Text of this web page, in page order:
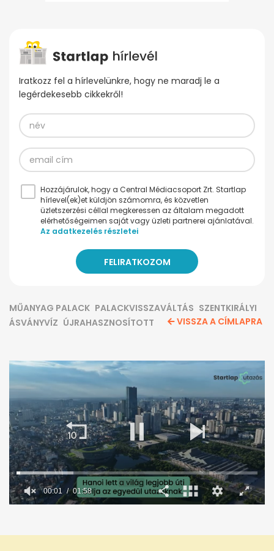
Iratkozz fel a hírlevelünkre, hogy ne maradj le a
legérdekesebb cikkekről!
Hozzájárulok, hogy a Central Médiacsoport Zrt. Startlap
hírlevel(ek)et küldjön számomra, és közvetlen
üzletszerzési céllal megkeressen az általam megadott
elérhetőségeimen saját vagy üzleti partnerei ajánlatával.
Az adatkezelés részletei
MŰANYAG PALACK PALACKVISSZAVÁLTÁS SZENTKIRÁLYI
ÁSVÁNYVÍZ ÚJRAHASZNOSÍTOTT VISSZA A CÍMLAPRA
1
00:02 01:58